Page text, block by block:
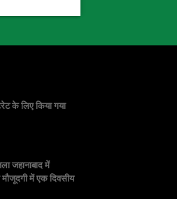
के लिए किया गया
जहानाबाद में
मौजूदगी में एक दिवसीय